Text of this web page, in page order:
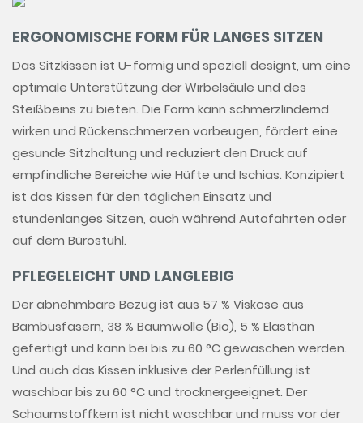
ERGONOMISCHE FORM FÜR LANGES SITZEN
Das Sitzkissen ist U-förmig und speziell designt, um eine
optimale Unterstützung der Wirbelsäule und des
Steißbeins zu bieten. Die Form kann schmerzlindernd
wirken und Rückenschmerzen vorbeugen, fördert eine
gesunde Sitzhaltung und reduziert den Druck auf
empfindliche Bereiche wie Hüfte und Ischias. Konzipiert
ist das Kissen für den täglichen Einsatz und
stundenlanges Sitzen, auch während Autofahrten oder
auf dem Bürostuhl.
PFLEGELEICHT UND LANGLEBIG
Der abnehmbare Bezug ist aus 57 % Viskose aus
Bambusfasern, 38 % Baumwolle (Bio), 5 % Elasthan
gefertigt und kann bei bis zu 60 °C gewaschen werden.
Und auch das Kissen inklusive der Perlenfüllung ist
waschbar bis zu 60 °C und trocknergeeignet. Der
Schaumstoffkern ist nicht waschbar und muss vor der